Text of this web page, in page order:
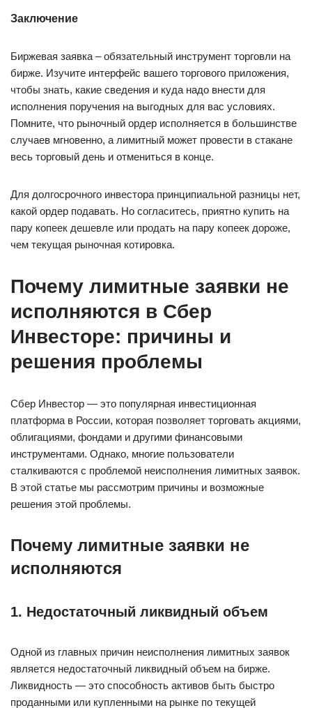
Заключение
Биржевая заявка – обязательный инструмент торговли на
бирже. Изучите интерфейс вашего торгового приложения,
чтобы знать, какие сведения и куда надо внести для
исполнения поручения на выгодных для вас условиях.
Помните, что рыночный ордер исполняется в большинстве
случаев мгновенно, а лимитный может провести в стакане
весь торговый день и отмениться в конце.
Для долгосрочного инвестора принципиальной разницы нет,
какой ордер подавать. Но согласитесь, приятно купить на
пару копеек дешевле или продать на пару копеек дороже,
чем текущая рыночная котировка.
Почему лимитные заявки не
исполняются в Сбер
Инвесторе: причины и
решения проблемы
Сбер Инвестор — это популярная инвестиционная
платформа в России, которая позволяет торговать акциями,
облигациями, фондами и другими финансовыми
инструментами. Однако, многие пользователи
сталкиваются с проблемой неисполнения лимитных заявок.
В этой статье мы рассмотрим причины и возможные
решения этой проблемы.
Почему лимитные заявки не
исполняются
1. Недостаточный ликвидный объем
Одной из главных причин неисполнения лимитных заявок
является недостаточный ликвидный объем на бирже.
Ликвидность — это способность активов быть быстро
проданными или купленными на рынке по текущей